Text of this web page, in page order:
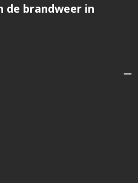
de brandweer in